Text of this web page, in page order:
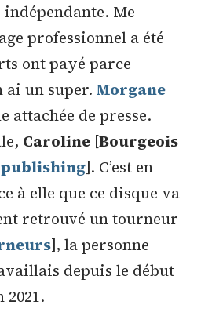
Me
professionnel a été
ont payé parce
ai un super. Morgane
attachée de presse.
Caroline [Bourgeois
publishing]. C’est en
à elle que ce disque va
retrouvé un tourneur
], la personne
depuis le début
2021.